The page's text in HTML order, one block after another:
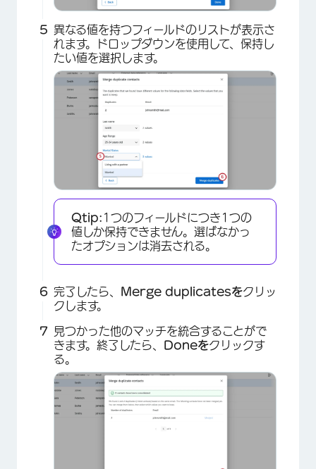
×
異なる値を持つフィールドのリストが表示さ
れます。ドロップダウンを使用して、保持し
たい値を選択します。
Qtip: 1つのフィールドにつき1つの
値しか保持できません。選ばなかっ
たオプションは消去される。
完了したら、 Merge duplicatesをクリッ
クします。
見つかった他のマッチを統合することがで
きます。終了したら、 Doneをクリックす
る。